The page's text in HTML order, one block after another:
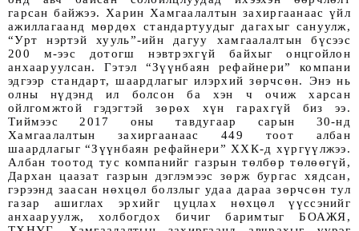
гарсан байжээ. Харин Хамгаалалтын захиргаанаас үйл
ажиллагаанд мөрдөх стандартуудыг дагахыг сануулж,
“Урт нэртэй хууль”-ийн дагуу хамгаалалтын бүсээс
200 м-ээс дотогш нэвтрэхгүй байхыг онцгойлон
анхааруулсан. Гэтэл “Зүүнбаян рефайнери” компани
эдгээр стандарт, шаардлагыг илэрхий зөрчсөн. Энэ нь
олны нүдэнд ил болсон ба хэн ч очиж харсан
ойлгомжтой гэдэгтэй зөрөх хүн гарахгүй биз ээ.
Тиймээс 2017 оны тавдугаар сарын 30-нд
Хамгаалалтын захиргаанаас 449 тоот албан
шаардлагыг “Зүүнбаян рефайнери” ХХК-д хүргүүлжээ.
Албан тоотод тус компанийг газрын төлбөр төлөөгүй,
Дархан цаазат газрын дэглэмээс зөрж бургас хядсан,
гэрээнд заасан нөхцөл болзлыг удаа дараа зөрчсөн тул
газар ашиглах эрхийг цуцлах нөхцөл үүссэнийг
анхааруулж, холбогдох бичиг баримтыг БОАЖЯ,